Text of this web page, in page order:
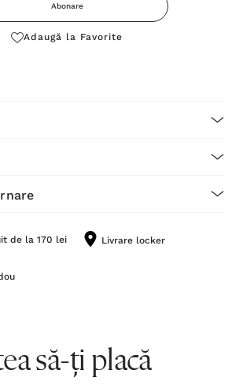
Abonare
Adaugă la Favorite
de la 170 lei Livrare locker
să-ți placă